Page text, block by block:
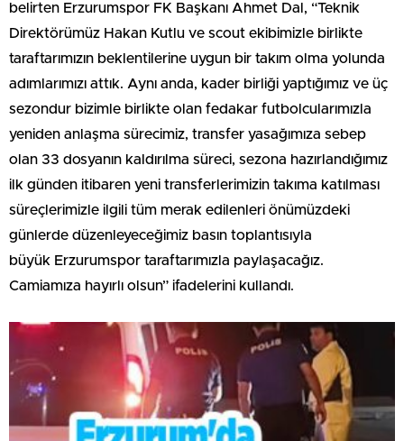
belirten Erzurumspor FK Başkanı Ahmet Dal, “Teknik
Direktörümüz Hakan Kutlu ve scout ekibimizle birlikte
taraftarımızın beklentilerine uygun bir takım olma yolunda
adımlarımızı attık. Aynı anda, kader birliği yaptığımız ve üç
sezondur bizimle birlikte olan fedakar futbolcularımızla
yeniden anlaşma sürecimiz, transfer yasağımıza sebep
olan 33 dosyanın kaldırılma süreci, sezona hazırlandığımız
ilk günden itibaren yeni transferlerimizin takıma katılması
süreçlerimizle ilgili tüm merak edilenleri önümüzdeki
günlerde düzenleyeceğimiz basın toplantısıyla
büyük Erzurumspor taraftarımızla paylaşacağız.
Camiamıza hayırlı olsun” ifadelerini kullandı.